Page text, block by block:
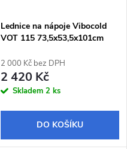
Lednice na nápoje Vibocold
VOT 115 73,5x53,5x101cm
2 000 Kč bez DPH
2 420 Kč
Skladem 2 ks
DO KOŠÍKU